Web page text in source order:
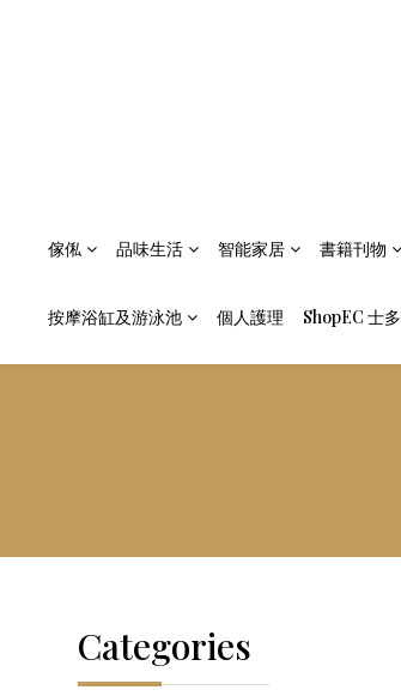
傢俬 品味生活 智能家居 書籍刊物
按摩浴缸及游泳池 個人護理 ShopEC 士多
Categories